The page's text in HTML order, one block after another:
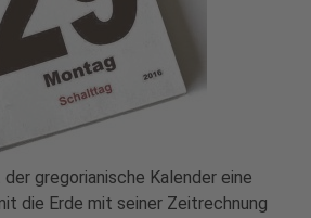
gregorianische Kalender eine
die Erde mit seiner Zeitrechnung